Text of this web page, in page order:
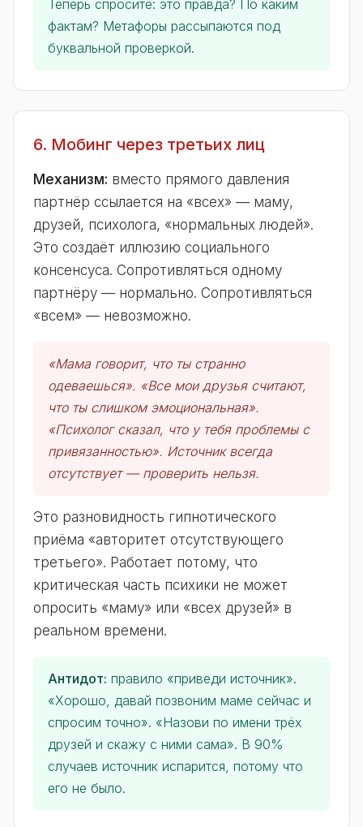
Теперь спросите: это правда? По каким
фактам? Метафоры рассыпаются под
буквальной проверкой.
6. Мобинг через третьих лиц
Механизм: вместо прямого давления
партнёр ссылается на «всех» — маму,
друзей, психолога, «нормальных людей».
Это создаёт иллюзию социального
консенсуса. Сопротивляться одному
партнёру — нормально. Сопротивляться
«всем» — невозможно.
«Мама говорит, что ты странно
одеваешься». «Все мои друзья считают,
что ты слишком эмоциональная».
«Психолог сказал, что у тебя проблемы с
привязанностью». Источник всегда
отсутствует — проверить нельзя.
Это разновидность гипнотического
приёма «авторитет отсутствующего
третьего». Работает потому, что
критическая часть психики не может
опросить «маму» или «всех друзей» в
реальном времени.
Антидот: правило «приведи источник».
«Хорошо, давай позвоним маме сейчас и
спросим точно». «Назови по имени трёх
друзей и скажу с ними сама». В 90%
случаев источник испарится, потому что
его не было.